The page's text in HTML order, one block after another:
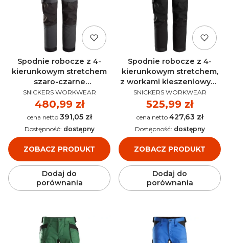
Spodnie robocze z 4-
kierunkowym stretchem
szaro-czarne
AllroundWork SNICKERS
6375
PRODUCENT
SNICKERS WORKWEAR
Cena
480,99 zł
Cena 391,05 zł
ZOBACZ PRODUKT
Dostępność: dostępny
Dodaj do
porównania
Spodnie robocze z 4-
kierunkowym stretchem,
z workami kieszeniowymi
czarne AllroundWork
SNICKERS 6275
PRODUCENT
SNICKERS WORKWEAR
Cena
525,99 zł
Cena 427,63 zł
ZOBACZ PRODUKT
Dostępność: dostępny
Dodaj do
porównania